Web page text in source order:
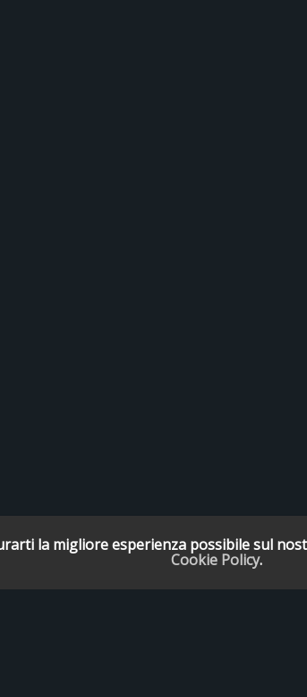
la migliore esperienza possibile sul
Cookie Policy.